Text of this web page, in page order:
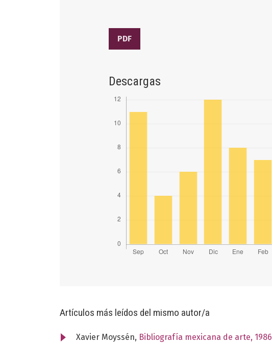
PDF
Descargas
Artículos más leídos del mismo autor/a
Xavier Moyssén, Bibliografía mexicana de arte, 1986